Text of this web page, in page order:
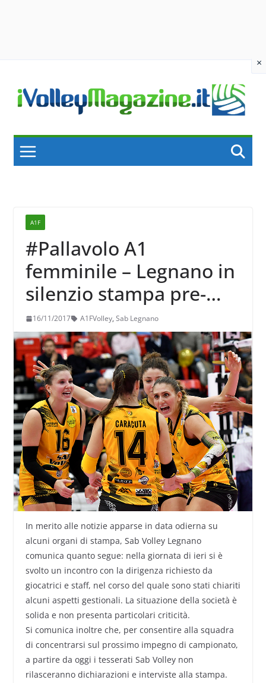
×
content
A1F
#Pallavolo A1
femminile – Legnano in
silenzio stampa pre-
derby
16/11/2017 A1FVolley, Sab Legnano
In merito alle notizie apparse in data odierna su
alcuni organi di stampa, Sab Volley Legnano
comunica quanto segue: nella giornata di ieri si è
svolto un incontro con la dirigenza richiesto da
giocatrici e staff, nel corso del quale sono stati chiariti
alcuni aspetti gestionali. La situazione della società è
solida e non presenta particolari criticità.
Si comunica inoltre che, per consentire alla squadra
di concentrarsi sul prossimo impegno di campionato,
a partire da oggi i tesserati Sab Volley non
rilasceranno dichiarazioni e interviste alla stampa.